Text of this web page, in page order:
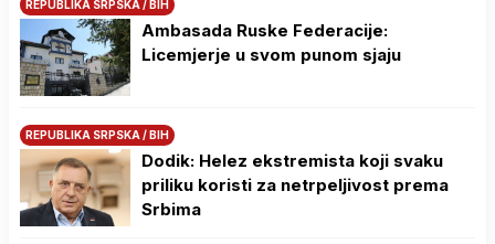
REPUBLIKA SRPSKA / BIH
Ambasada Ruske Federacije:
Licemjerje u svom punom sjaju
REPUBLIKA SRPSKA / BIH
Dodik: Helez ekstremista koji svaku
priliku koristi za netrpeljivost prema
Srbima